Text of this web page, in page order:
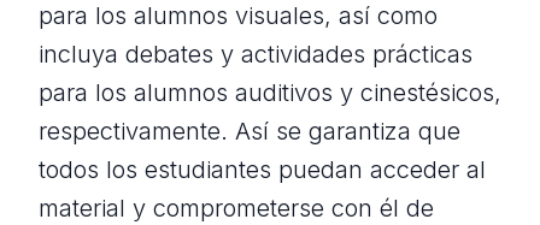
para los alumnos visuales, así como
incluya debates y actividades prácticas
para los alumnos auditivos y cinestésicos,
respectivamente. Así se garantiza que
todos los estudiantes puedan acceder al
material y comprometerse con él de